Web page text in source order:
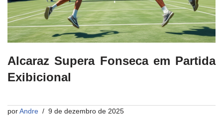
Alcaraz Supera Fonseca em Partida
Exibicional
por Andre 9 de dezembro de 2025